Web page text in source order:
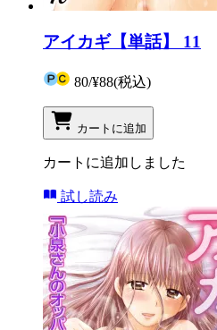
アイカギ【単話】 11
80/¥88(税込)
カートに追加
カートに追加しました
試し読み